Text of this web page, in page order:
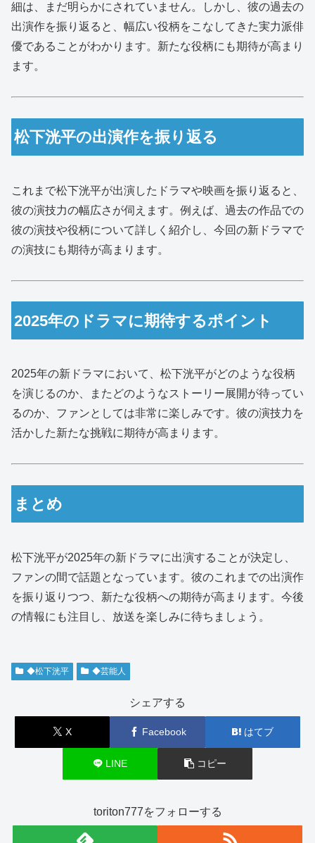
細は、まだ明らかにされていません。しかし、彼の過去の
出演作を振り返ると、幅広い役柄をこなしてきた実力派俳
優であることがわかります。新たな役柄にも期待が高まり
ます。
松下洸平の出演作を振り返る
これまで松下洸平が出演したドラマや映画を振り返ると、
彼の演技力の幅広さが伺えます。例えば、過去の作品での
彼の演技や役柄について詳しく紹介し、今回の新ドラマで
の演技にも期待が高まります。
2025年のドラマに期待するポイント
2025年の新ドラマにおいて、松下洸平がどのような役柄
を演じるのか、またどのようなストーリー展開が待ってい
るのか、ファンとしては非常に楽しみです。彼の演技力を
活かした新たな挑戦に期待が高まります。
まとめ
松下洸平が2025年の新ドラマに出演することが決定し、
ファンの間で話題となっています。彼のこれまでの出演作
を振り返りつつ、新たな役柄への期待が高まります。今後
の情報にも注目し、放送を楽しみに待ちましょう。
◆松下洸平 ◆芸能人
シェアする
X Facebook はてブ
LINE コピー
toriton777をフォローする